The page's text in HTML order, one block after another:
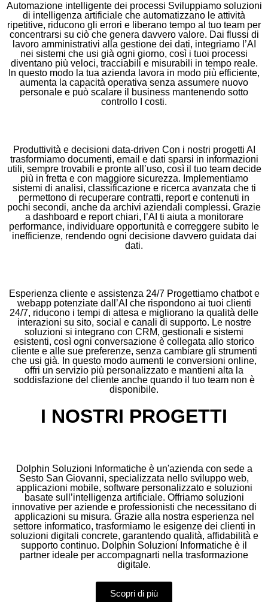
Automazione intelligente dei processi Sviluppiamo soluzioni
di intelligenza artificiale che automatizzano le attività
ripetitive, riducono gli errori e liberano tempo al tuo team per
concentrarsi su ciò che genera davvero valore. Dai flussi di
lavoro amministrativi alla gestione dei dati, integriamo l’AI
nei sistemi che usi già ogni giorno, così i tuoi processi
diventano più veloci, tracciabili e misurabili in tempo reale.
In questo modo la tua azienda lavora in modo più efficiente,
aumenta la capacità operativa senza assumere nuovo
personale e può scalare il business mantenendo sotto
controllo I costi.
Produttività e decisioni data‑driven Con i nostri progetti AI
trasformiamo documenti, email e dati sparsi in informazioni
utili, sempre trovabili e pronte all’uso, così il tuo team decide
più in fretta e con maggiore sicurezza. Implementiamo
sistemi di analisi, classificazione e ricerca avanzata che ti
permettono di recuperare contratti, report e contenuti in
pochi secondi, anche da archivi aziendali complessi. Grazie
a dashboard e report chiari, l’AI ti aiuta a monitorare
performance, individuare opportunità e correggere subito le
inefficienze, rendendo ogni decisione davvero guidata dai
dati.
Esperienza cliente e assistenza 24/7 Progettiamo chatbot e
webapp potenziate dall’AI che rispondono ai tuoi clienti
24/7, riducono i tempi di attesa e migliorano la qualità delle
interazioni su sito, social e canali di supporto. Le nostre
soluzioni si integrano con CRM, gestionali e sistemi
esistenti, così ogni conversazione è collegata allo storico
cliente e alle sue preferenze, senza cambiare gli strumenti
che usi già. In questo modo aumenti le conversioni online,
offri un servizio più personalizzato e mantieni alta la
soddisfazione del cliente anche quando il tuo team non è
disponibile.
I NOSTRI PROGETTI
Dolphin Soluzioni Informatiche è un'azienda con sede a
Sesto San Giovanni, specializzata nello sviluppo web,
applicazioni mobile, software personalizzato e soluzioni
basate sull’intelligenza artificiale. Offriamo soluzioni
innovative per aziende e professionisti che necessitano di
applicazioni su misura. Grazie alla nostra esperienza nel
settore informatico, trasformiamo le esigenze dei clienti in
soluzioni digitali concrete, garantendo qualità, affidabilità e
supporto continuo. Dolphin Soluzioni Informatiche è il
partner ideale per accompagnarti nella trasformazione
digitale.
Scopri di più